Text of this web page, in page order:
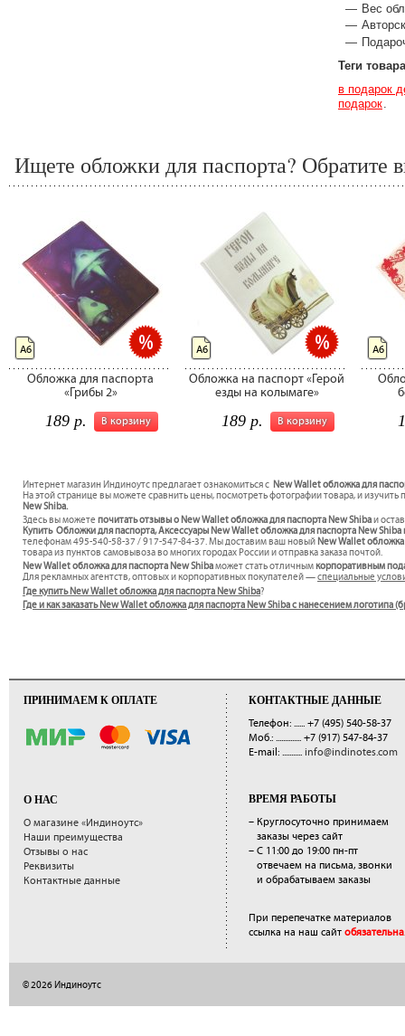
Вес
Теги товара
в подарок
подарок
Ищете обложки для паспорта? Обратите
Обложка для паспорта
«Грибы 2»
В корзину
189 р.
А6
Обложка на паспорт «Герой
езды на колымаге»
В корзину
189 р.
А6 А6
Интернет магазин Индиноутс предлагает ознакомиться с New Wallet обложка для
На этой странице вы можете сравнить цены, посмотреть фотографии товара, и
New Shiba.
Здесь вы можете почитать отзывы о New Wallet обложка для паспорта New Shibaи
Купить Обложки для паспорта, Аксессуары New Wallet обложка для паспорта New
телефонам 495-540-58-37 / 917-547-84-37. Мы доставим ваш новый New Wallet
товара из пунктов самовывоза во многих городах России и отправка заказа почтой.
New Wallet обложка для паспорта New Shibaможет стать отличным корпоративным
Для рекламных агентств, оптовых и корпоративных покупателей —специальные
Где купить New Wallet обложка для паспорта New Shiba?
Где и как заказать New Wallet обложка для паспорта New Shiba с нанесением логотипа
ПРИНИМАЕМ К ОПЛАТЕ
О НАС
О магазине «Индиноутс»
Наши преимущества
Отзывы о нас
Реквизиты
Контактные данные
КОНТАКТНЫЕ ДАННЫЕ
Телефон: ...... +7 (495) 540-58-37
Моб.: .............. +7 (917) 547-84-37
E-mail: ........... info@indinotes.com
ВРЕМЯ РАБОТЫ
– Круглосуточно принимаем
заказы через сайт
– С 11:00 до 19:00 пн-пт
отвечаем на письма, звонки
и обрабатываем заказы
При перепечатке материалов
ссылка на наш сайт обязательна.
© 2026 Индиноутс